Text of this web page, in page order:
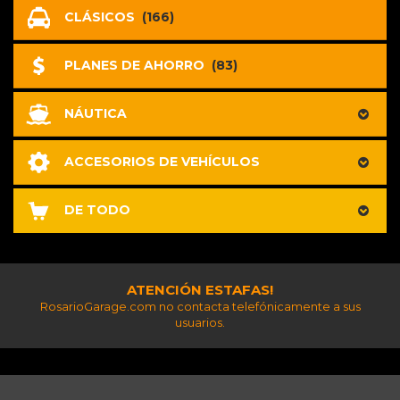
CLÁSICOS (166)
PLANES DE AHORRO (83)
NÁUTICA
ACCESORIOS DE VEHÍCULOS
DE TODO
ATENCIÓN ESTAFAS!
RosarioGarage.com no contacta telefónicamente a sus
usuarios.